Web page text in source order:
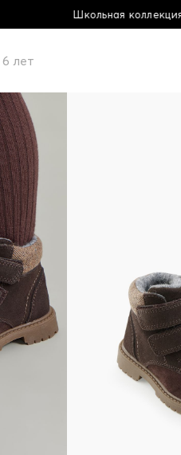
Купи больше - плати меньше!
лет